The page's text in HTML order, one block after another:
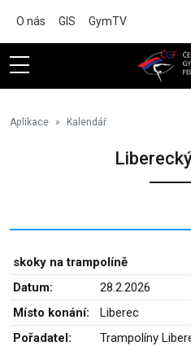
O nás GIS GymTV
Aplikace Kalendář
skoky na trampolíně
Datum:
28.2.2026
Místo konání:
Liberec
Pořadatel:
Trampolíny